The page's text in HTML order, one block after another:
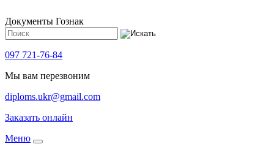
Документы Гознак
097 721-76-84
Мы вам перезвоним
diploms.ukr@gmail.com
Заказать онлайн
Meню